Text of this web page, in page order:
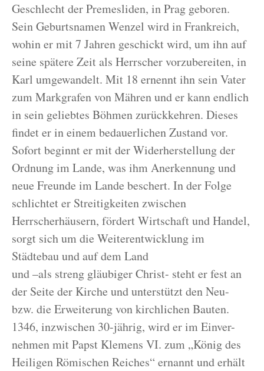
Geschlecht der Premesliden, in Prag geboren.
Sein Geburtsnamen Wenzel wird in Frankreich,
wohin er mit 7 Jahren geschickt wird, um ihn auf
seine spätere Zeit als Herrscher vorzubereiten, in
Karl umgewandelt. Mit 18 ernennt ihn sein Vater
zum Markgrafen von Mähren und er kann endlich
in sein geliebtes Böhmen zurückkehren. Dieses
findet er in einem bedauerlichen Zustand vor.
Sofort beginnt er mit der Widerherstellung der
Ordnung im Lande, was ihm Anerkennung und
neue Freunde im Lande beschert. In der Folge
schlichtet er Streitigkeiten zwischen
Herrscherhäusern, fördert Wirtschaft und Handel,
sorgt sich um die Weiterentwicklung im
Städtebau und auf dem Land
und –als streng gläubiger Christ- steht er fest an
der Seite der Kirche und unterstützt den Neu-
bzw. die Erweiterung von kirchlichen Bauten.
1346, inzwischen 30-jährig, wird er im Einver-
nehmen mit Papst Klemens VI. zum „König des
Heiligen Römischen Reiches“ ernannt und erhält